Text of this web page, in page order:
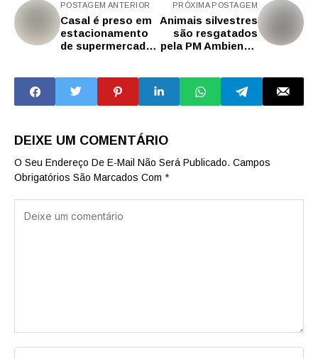
POSTAGEM ANTERIOR
Casal é preso em
estacionamento
de supermercado
Olímpia, interior
de SP
PRÓXIMA POSTAGEM
Animais silvestres
são resgatados
pela PM Ambiental
Ministério Público
DEIXE UM COMENTÁRIO
O Seu Endereço De E-Mail Não Será Publicado. Campos
Obrigatórios São Marcados Com *